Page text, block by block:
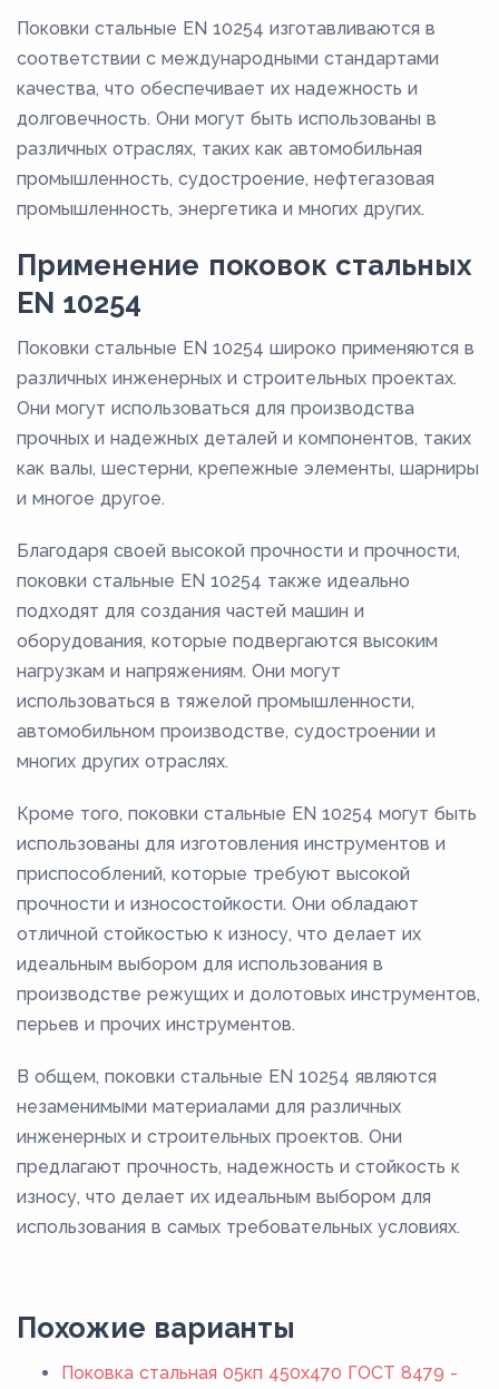
Поковки стальные EN 10254 изготавливаются в
соответствии с международными стандартами
качества, что обеспечивает их надежность и
долговечность. Они могут быть использованы в
различных отраслях, таких как автомобильная
промышленность, судостроение, нефтегазовая
промышленность, энергетика и многих других.
Применение поковок стальных
EN 10254
Поковки стальные EN 10254 широко применяются в
различных инженерных и строительных проектах.
Они могут использоваться для производства
прочных и надежных деталей и компонентов, таких
как валы, шестерни, крепежные элементы, шарниры
и многое другое.
Благодаря своей высокой прочности и прочности,
поковки стальные EN 10254 также идеально
подходят для создания частей машин и
оборудования, которые подвергаются высоким
нагрузкам и напряжениям. Они могут
использоваться в тяжелой промышленности,
автомобильном производстве, судостроении и
многих других отраслях.
Кроме того, поковки стальные EN 10254 могут быть
использованы для изготовления инструментов и
приспособлений, которые требуют высокой
прочности и износостойкости. Они обладают
отличной стойкостью к износу, что делает их
идеальным выбором для использования в
производстве режущих и долотовых инструментов,
перьев и прочих инструментов.
В общем, поковки стальные EN 10254 являются
незаменимыми материалами для различных
инженерных и строительных проектов. Они
предлагают прочность, надежность и стойкость к
износу, что делает их идеальным выбором для
использования в самых требовательных условиях.
Похожие варианты
Поковка стальная 05кп 450x470 ГОСТ 8479 -